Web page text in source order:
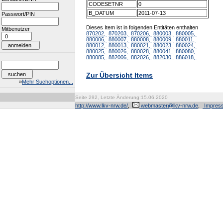
Passwort/PIN
Mitbenutzer
»Mehr Suchoptionen...
CODESETNR
0
B_DATUM
2011-07-13
Dieses Item ist in folgenden Entitäten enthalten
870202,
870203, 870206, 880003,
880005,
880006,
880007, 880008, 880009,
880011,
880012,
880013, 880021, 880023,
880024,
880025,
880026, 880028, 880041,
880080,
880085,
882006, 882026, 882030, 886018,
Zur Übersicht Items
Seite 292, Letzte Änderung:15.06.2020
http://www.lkv-nrw.de/
webmaster@lkv-nrw.de